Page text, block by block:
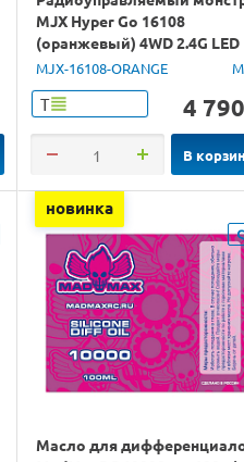
MJX Hyper Go 16108
(оранжевый) 4WD 2.4G LED
1/16 RTR
MJX-16108-ORANGE
Т 4 790
В
новинка
Масло для